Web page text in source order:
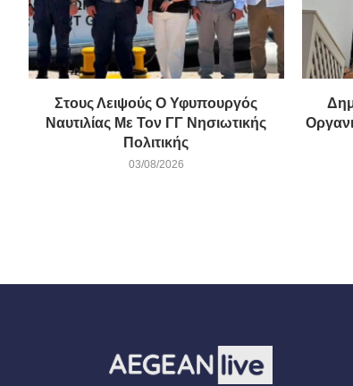
Στους Λειψούς Ο Υφυπουργός
Ναυτιλίας Με Τον ΓΓ Νησιωτικής
Πολιτικής
03/08/2026